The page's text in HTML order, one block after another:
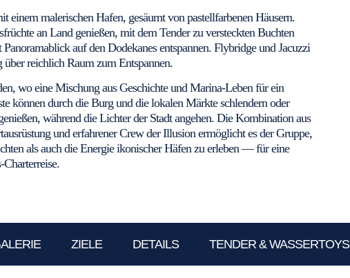
einem malerischen Hafen, gesäumt von pastellfarbenen Häusern.
an Land genießen, mit dem Tender zu versteckten Buchten
auf den Dodekanes entspannen. Flybridge und Jacuzzi
über reichlich Raum zum Entspannen.
wo eine Mischung aus Geschichte und Marina-Leben für ein
können durch die Burg und die lokalen Märkte schlendern oder
während die Lichter der Stadt angehen. Die Kombination aus
und erfahrener Crew der Illusion ermöglicht es der Gruppe,
als auch die Energie ikonischer Häfen zu erleben — für eine
ZIELE DETAILS TENDER & WASSERTOYS